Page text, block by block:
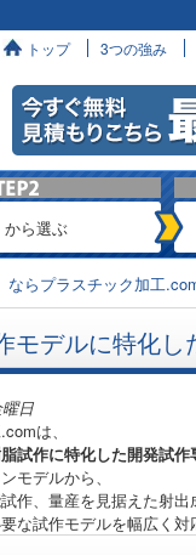
トップ 3つの強み
から選ぶ
らプラスチック加工
モデルに特化
日
は、
試作に特化した開発試作
モデルから、
作、量産を見据えた射出
な試作モデルを幅広く対